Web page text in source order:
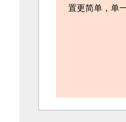
置更简单，单